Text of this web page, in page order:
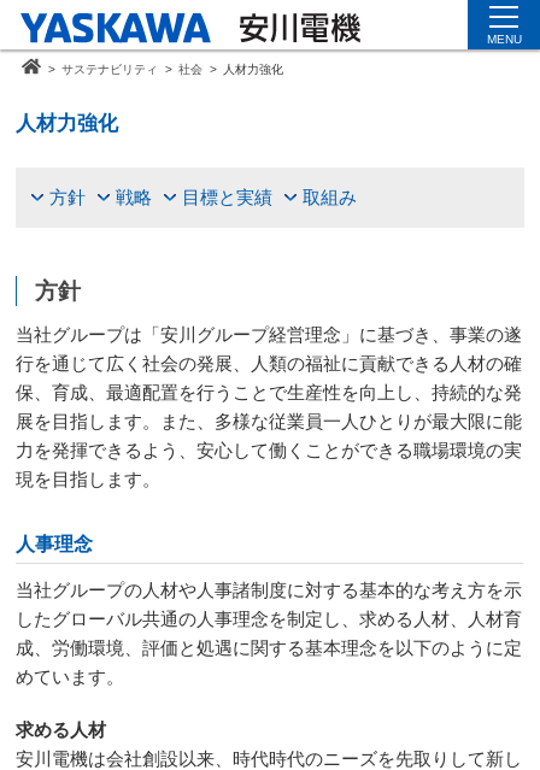
MENU
> サステナビリティ > 社会 > 人材力強化
人材力強化
方針 戦略 目標と実績 取組み
方針
当社グループは「安川グループ経営理念」に基づき、事業の遂
行を通じて広く社会の発展、人類の福祉に貢献できる人材の確
保、育成、最適配置を行うことで生産性を向上し、持続的な発
展を目指します。また、多様な従業員一人ひとりが最大限に能
力を発揮できるよう、安心して働くことができる職場環境の実
現を目指します。
人事理念
当社グループの人材や人事諸制度に対する基本的な考え方を示
したグローバル共通の人事理念を制定し、求める人材、人材育
成、労働環境、評価と処遇に関する基本理念を以下のように定
めています。
求める人材
安川電機は会社創設以来、時代時代のニーズを先取りして新し